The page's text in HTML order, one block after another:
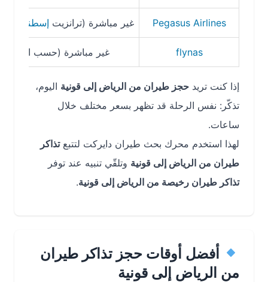
Pegasus Airlines غير مباشرة (ترانزيتإسطنبول/صبيحة)
flynas غير مباشرة (حسب الربط)
إذا كنت تريدحجز طيران من الرياض إلى قونيةاليوم،
تذكّر: نفس الرحلة قد تظهر بسعر مختلف خلال
ساعات.
لهذا استخدم محرك بحث طيران دايركت لتتبع تذاكر
طيران من الرياض إلى قونيةوتلقّي تنبيه عند توفر
تذاكر طيران رخيصة من الرياض إلى قونية.
أفضل أوقات حجز تذاكر طيران
من الرياض إلى قونية